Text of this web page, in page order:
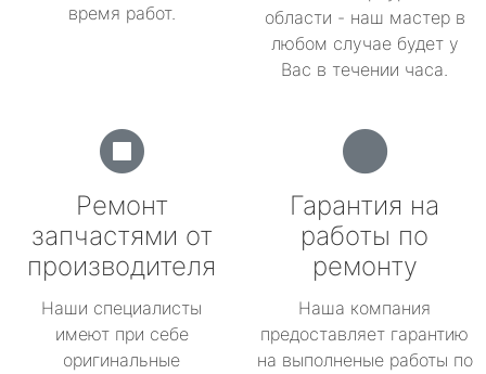
время работ.
области - наш мастер в
любом случае будет у
Вас в течении часа.
Ремонт
запчастями от
производителя
Наши специалисты
имеют при себе
оригинальные
Гарантия на
работы по
ремонту
Наша компания
предоставляет гарантию
на выполненые работы по